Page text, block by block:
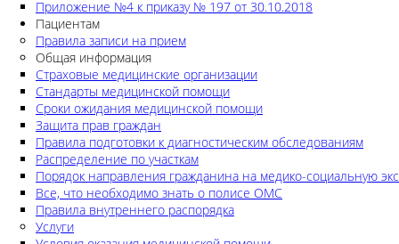
Приложение №4 к приказу № 197 от 30.10.2018
Пациентам
Правила записи на прием
Общая информация
Страховые медицинские организации
Стандарты медицинской помощи
Сроки ожидания медицинской помощи
Защита прав граждан
Правила подготовки к диагностическим обследованиям
Распределение по участкам
Порядок направления гражданина на медико-социальную
Все, что необходимо знать о полисе ОМС
Правила внутреннего распорядка
Услуги